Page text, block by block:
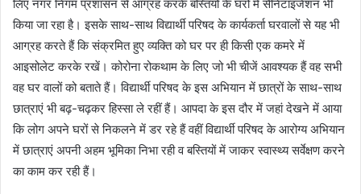
लिए नगर निगम प्रशासन से आग्रह करके बस्तियों के घरों में सैनिटाइजेशन भी
किया जा रहा है। इसके साथ-साथ विद्यार्थी परिषद के कार्यकर्ता घरवालों से यह भी
आग्रह करते हैं कि संक्रमित हुए व्यक्ति को घर पर ही किसी एक कमरे में
आइसोलेट करके रखें। कोरोना रोकथाम के लिए जो भी चीजें आवश्यक हैं वह सभी
वह घर वालों को बताते हैं। विद्यार्थी परिषद के इस अभियान में छात्रों के साथ-साथ
छात्राएं भी बढ़-चढ़कर हिस्सा ले रहीं हैं। आपदा के इस दौर में जहां देखने में आया
कि लोग अपने घरों से निकलने में डर रहे हैं वहीं विद्यार्थी परिषद के आरोग्य अभियान
में छात्राएं अपनी अहम भूमिका निभा रही व बस्तियों में जाकर स्वास्थ्य सर्वेक्षण करने
का काम कर रही हैं।